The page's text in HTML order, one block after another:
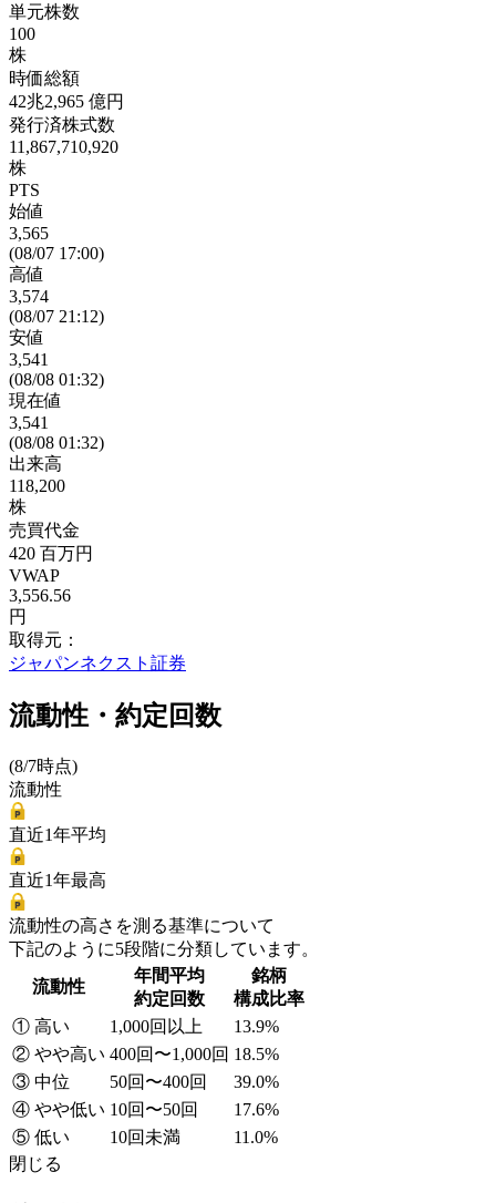
単元株数
100
株
時価総額
42兆2,965 億円
発行済株式数
11,867,710,920
株
PTS
始値
3,565
(08/07 17:00)
高値
3,574
(08/07 21:12)
安値
3,541
(08/08 01:32)
現在値
3,541
(08/08 01:32)
出来高
118,200
株
売買代金
420 百万円
VWAP
3,556.56
円
取得元：
ジャパンネクスト証券
流動性・約定回数
(8/7時点)
流動性
直近1年平均
直近1年最高
流動性の高さを測る基準について
下記のように5段階に分類しています。
流動性
年間平均
約定回数
銘柄
構成比率
① 高い
1,000回以上
13.9%
② やや高い 400回〜1,000回 18.5%
③ 中位
50回〜400回
39.0%
④ やや低い 10回〜50回
17.6%
⑤ 低い
10回未満
11.0%
閉じる